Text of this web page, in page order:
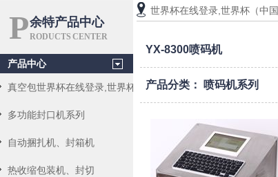
P余特产品中心
RODUCTS CENTER
产品中心
真空包世界杯在线登录,世界杯（中国）官方在线登录
多功能封口机系列
自动捆扎机、封箱机
热收缩包装机、封切
世界杯在线登录,世界杯（中
YX-8300喷码机
产品分类： 喷码机系列